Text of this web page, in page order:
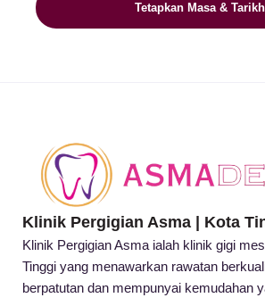
Tetapkan Masa & Tarikh
Klinik Pergigian Asma | Kota
Klinik Pergigian Asma ialah klinik gigi
Tinggi yang menawarkan rawatan
berpatutan dan mempunyai kemudahan